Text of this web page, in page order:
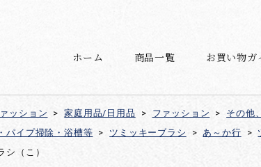
ホーム 商品一覧 お買い物ガ
ッション > 家庭用品/日用品 > ファッション > その他
パイプ掃除・浴槽等 > ツミッキーブラシ > あ～か行 >
シ（こ）